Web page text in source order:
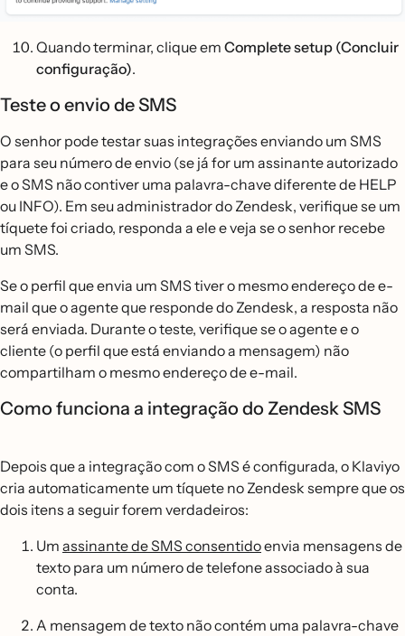
Quando terminar, clique em Complete setup (Concluir
configuração).
Teste o envio de SMS
O senhor pode testar suas integrações enviando um SMS
para seu número de envio (se já for um assinante autorizado
e o SMS não contiver uma palavra-chave diferente de HELP
ou INFO). Em seu administrador do Zendesk, verifique se um
tíquete foi criado, responda a ele e veja se o senhor recebe
um SMS.
Se o perfil que envia um SMS tiver o mesmo endereço de e-
mail que o agente que responde do Zendesk, a resposta não
será enviada. Durante o teste, verifique se o agente e o
cliente (o perfil que está enviando a mensagem) não
compartilham o mesmo endereço de e-mail.
Como funciona a integração do Zendesk SMS
Depois que a integração com o SMS é configurada, o Klaviyo
cria automaticamente um tíquete no Zendesk sempre que os
dois itens a seguir forem verdadeiros:
Um assinante de SMS consentidoenvia mensagens de
texto para um número de telefone associado à sua
conta.
A mensagem de texto não contém uma palavra-chave